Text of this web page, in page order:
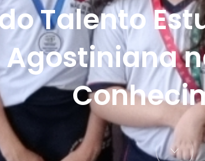
Talento
Agostiniana